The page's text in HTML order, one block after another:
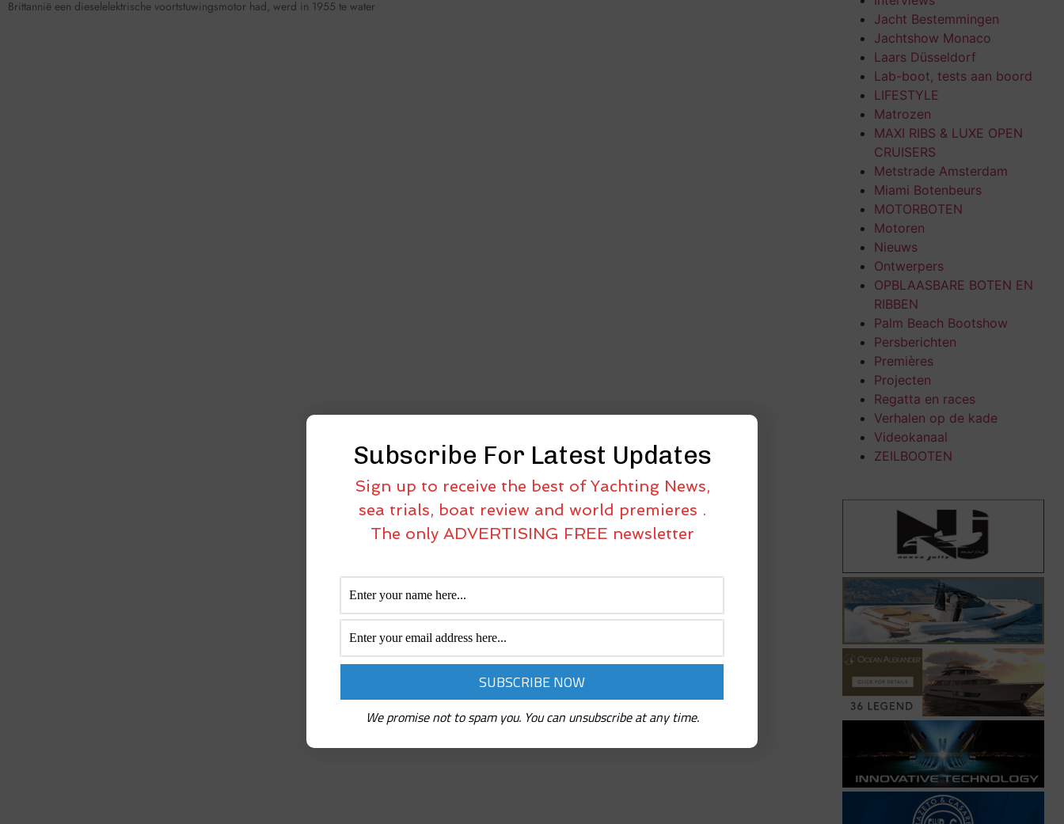
Brittannië een dieselelektrische voortstuwingsmotor had, werd in 1955 te water
Jacht Bestemmingen
Jachtshow Monaco
Laars Düsseldorf
Lab-boot, tests aan boord
LIFESTYLE
Matrozen
MAXI RIBS & LUXE OPEN
CRUISERS
Metstrade Amsterdam
Miami Botenbeurs
MOTORBOTEN
Motoren
Nieuws
Ontwerpers
OPBLAASBARE BOTEN EN
RIBBEN
Palm Beach Bootshow
Persberichten
Premières
Projecten
Regatta en races
Verhalen op de kade
Videokanaal
ZEILBOOTEN
Subscribe For Latest Updates
Sign up to receive the best of Yachting News,
sea trials, boat review and world premieres .
The only ADVERTISING FREE newsletter
We promise not to spam you. You can unsubscribe at any time.